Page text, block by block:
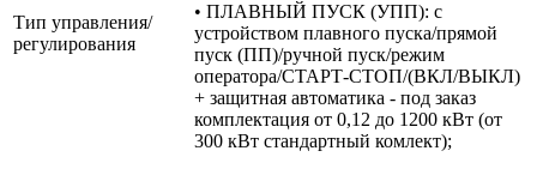
Тип управления/
регулирования
• ПЛАВНЫЙ ПУСК (УПП): с
устройством плавного пуска/прямой
пуск (ПП)/ручной пуск/режим
оператора/СТАРТ-СТОП/(ВКЛ/ВЫКЛ)
+ защитная автоматика - под заказ
комплектация от 0,12 до 1200 кВт (от
300 кВт стандартный комлект);